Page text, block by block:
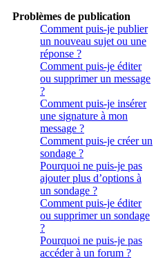
Problèmes de publication
Comment puis-je publier
un nouveau sujet ou une
réponse ?
Comment puis-je éditer
ou supprimer un message
?
Comment puis-je insérer
une signature à mon
message ?
Comment puis-je créer un
sondage ?
Pourquoi ne puis-je pas
ajouter plus d’options à
un sondage ?
Comment puis-je éditer
ou supprimer un sondage
?
Pourquoi ne puis-je pas
accéder à un forum ?